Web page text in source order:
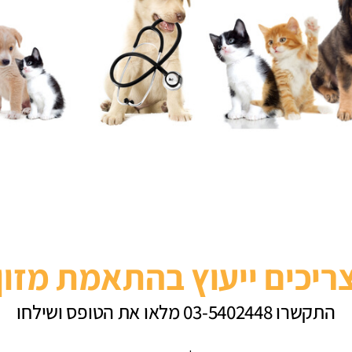
ייעוץ בהתאמת
התקשרו 03-5402448 מלאו את הטופס ושילחו